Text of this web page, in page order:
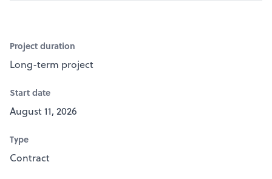
Project duration
Long-term project
Start date
August 11, 2026
Type
Contract